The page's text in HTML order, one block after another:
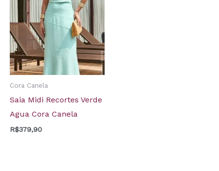
Cora Canela
Saia Midi Recortes Verde
Agua Cora Canela
R$379,90